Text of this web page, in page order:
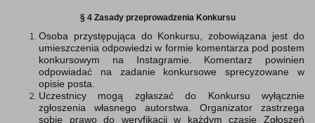
§ 4 Zasady przeprowadzenia Konkursu
Osoba przystępująca do Konkursu, zobowiązana jest do
umieszczenia odpowiedzi w formie komentarza pod postem
konkursowym na Instagramie. Komentarz powinien
odpowiadać na zadanie konkursowe sprecyzowane w
opisie posta.
Uczestnicy mogą zgłaszać do Konkursu wyłącznie
zgłoszenia własnego autorstwa. Organizator zastrzega
sobie prawo do weryfikacji w każdym czasie Zgłoszeń